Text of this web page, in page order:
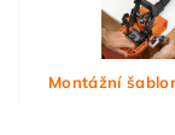
Montážní